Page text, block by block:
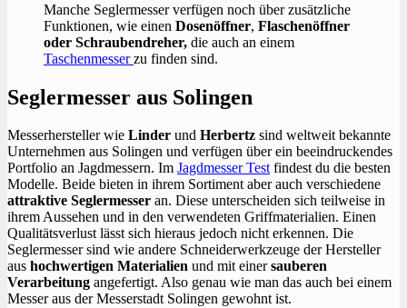
Manche Seglermesser verfügen noch über zusätzliche
Funktionen, wie einen Dosenöffner, Flaschenöffner
oder Schraubendreher, die auch an einem
Taschenmesserzu finden sind.
Seglermesser aus Solingen
Messerhersteller wie Linder und Herbertz sind weltweit bekannte
Unternehmen aus Solingen und verfügen über ein beeindruckendes
Portfolio an Jagdmessern. Im Jagdmesser Testfindest du die besten
Modelle. Beide bieten in ihrem Sortiment aber auch verschiedene
attraktive Seglermesser an. Diese unterscheiden sich teilweise in
ihrem Aussehen und in den verwendeten Griffmaterialien. Einen
Qualitätsverlust lässt sich hieraus jedoch nicht erkennen. Die
Seglermesser sind wie andere Schneiderwerkzeuge der Hersteller
aus hochwertigen Materialien und mit einersauberen
Verarbeitung angefertigt. Also genau wie man das auch bei einem
Messer aus der Messerstadt Solingen gewohnt ist.